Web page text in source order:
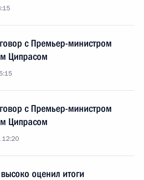
с Премьер-министром
Ципрасом
с Премьер-министром
Ципрасом
12:20
оценил итоги